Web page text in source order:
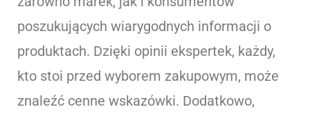
poszukujących wiarygodnych informacji o
produktach. Dzięki opinii ekspertek, każdy,
kto stoi przed wyborem zakupowym, może
znaleźć cenne wskazówki. Dodatkowo,